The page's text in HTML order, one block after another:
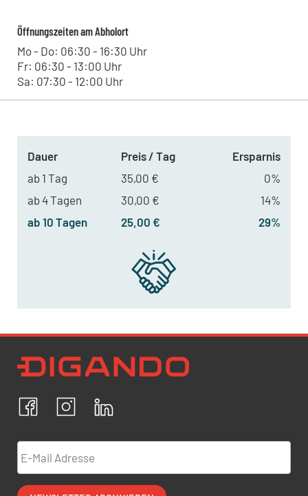
Öffnungszeiten am Abholort
Mo - Do: 06:30 - 16:30 Uhr
Fr: 06:30 - 13:00 Uhr
Sa: 07:30 - 12:00 Uhr
Dauer Preis / Tag
Ersparnis
ab 1 Tag
35,00 €
0%
ab 4 Tagen
30,00 €
14%
ab 10 Tagen
25,00 € 29%
FacebookInstagram
Ich bestätige, dass ich die
Datenschutzrichtlinien
personenbezogenen Daten einverstanden.
E-Mail Adresse